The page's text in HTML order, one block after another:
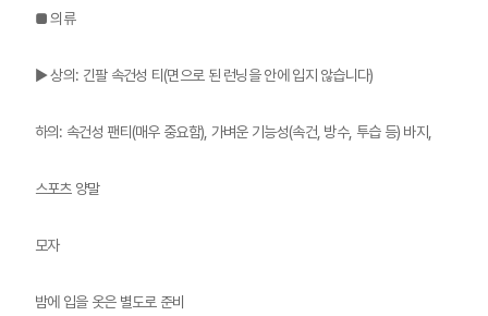
■ 의류
▶ 상의: 긴팔 속건성 티(면으로 된 런닝을 안에 입지 않습니다)
하의: 속건성 팬티(매우 중요함), 가벼운 기능성(속건, 방수, 투습 등) 바지,
스포츠 양말
모자
밤에 입을 옷은 별도로 준비